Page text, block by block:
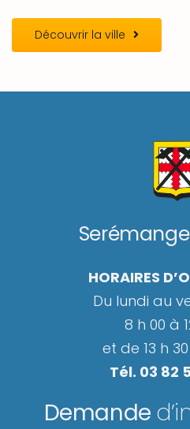
Découvrir la ville
HORAIRES
Du lundi au
8 h 00 à
et de 13 h
Tél. 03 82
Demande